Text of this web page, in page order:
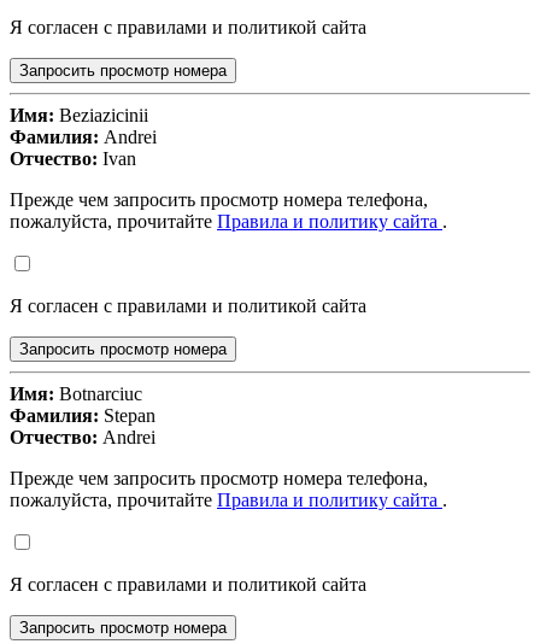
Я согласен с правилами и политикой сайта
Запросить просмотр номера
Имя: Beziazicinii
Фамилия: Andrei
Отчество: Ivan
Прежде чем запросить просмотр номера телефона,
пожалуйста, прочитайте Правила и политику сайта .
Я согласен с правилами и политикой сайта
Запросить просмотр номера
Имя: Botnarciuc
Фамилия: Stepan
Отчество: Andrei
Прежде чем запросить просмотр номера телефона,
пожалуйста, прочитайте Правила и политику сайта .
Я согласен с правилами и политикой сайта
Запросить просмотр номера